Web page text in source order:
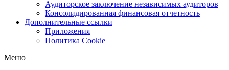
Аудиторское заключение независимых аудиторов
Консолидированная финансовая отчетность
Дополнительные ссылки
Приложения
Политика Cookie
Меню